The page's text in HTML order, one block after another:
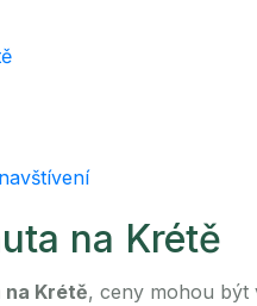
na Krétě
na Krétě, ceny mohou být